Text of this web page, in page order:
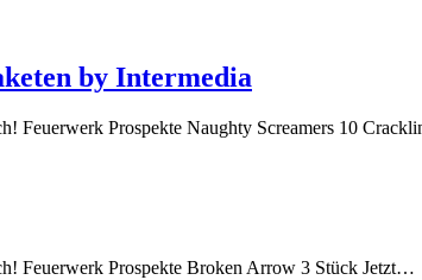
by Intermedia
Feuerwerk Prospekte Naughty Screamers 10
Feuerwerk Prospekte Broken Arrow 3 Stück Jetzt…